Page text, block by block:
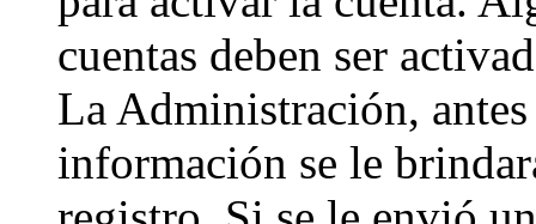
cuentas deben ser
La Administración,
información se le